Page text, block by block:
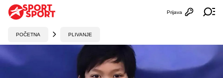
Otvori
Prijava
POČETNA PLIVANJE